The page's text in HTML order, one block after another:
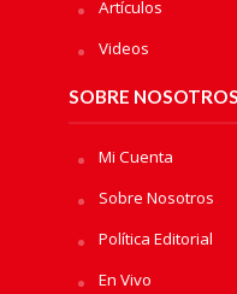
Artículos
Videos
SOBRE NOSOTROS
Mi Cuenta
Sobre Nosotros
Política Editorial
En Vivo